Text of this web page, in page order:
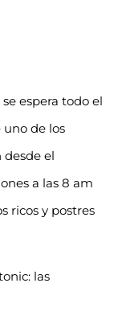
espera todo el
uno de los
desde el
a las 8 am
ricos y postres
las